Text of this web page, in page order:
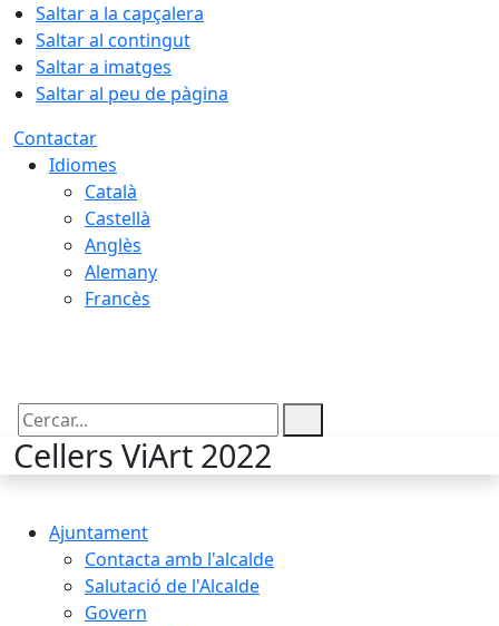
Saltar a la capçalera
Saltar al contingut
Saltar a imatges
Saltar al peu de pàgina
Contactar
Idiomes
Català
Castellà
Anglès
Alemany
Francès
Cercar:
Cellers ViArt 2022
Ajuntament
Contacta amb l'alcalde
Salutació de l'Alcalde
Govern